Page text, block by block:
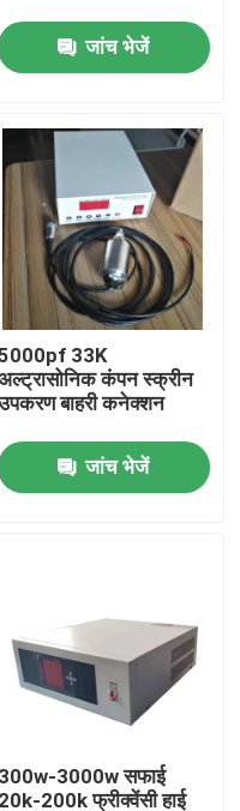
जांच भेजें
33K
कंपन स्क्रीन
बाहरी कनेक्शन
जांच भेजें
300w-3000w सफाई
20k-200k फ्रीक्वेंसी हाई